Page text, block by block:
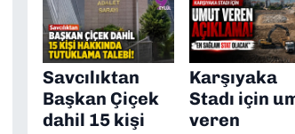
Savcılıktan
Başkan Çiçek
dahil 15 kişi
Karşıyaka
Stadı için
veren